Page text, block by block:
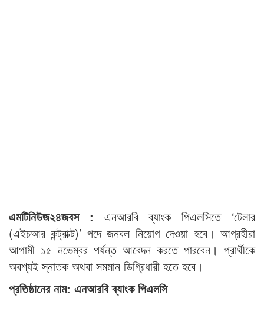
এমটিনিউজ২৪জবস : এনআরবি ব্যাংক পিএলসিতে ‘টেলার
(এইচআর কন্ট্রাক্ট)’ পদে জনবল নিয়োগ দেওয়া হবে। আগ্রহীরা
আগামী ১৫ নভেম্বর পর্যন্ত আবেদন করতে পারবেন। প্রার্থীকে
অবশ্যই স্নাতক অথবা সমমান ডিগ্রিধারী হতে হবে।
প্রতিষ্ঠানের নাম: এনআরবি ব্যাংক পিএলসি